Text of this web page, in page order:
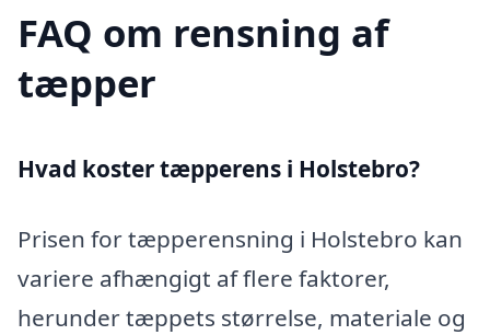
FAQ om rensning af
tæpper
Hvad koster tæpperens i Holstebro?
Prisen for tæpperensning i Holstebro kan
variere afhængigt af flere faktorer,
herunder tæppets størrelse, materiale og